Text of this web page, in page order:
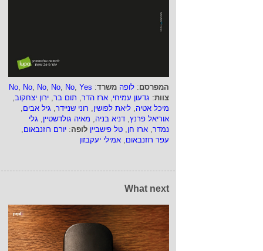
המפרסם: לופה משרד:
No, No, No, No, No, Yes
צוות: גדעון עמיחי, ארז הדר, תום בר, ירון יצחקוב,
מיכל אטיה, ליאת לפושין, רוני שניידר, גיל אבים,
אוריאל פרנץ, דניא בניה, מאיה גולדשטיין, גלי
נמדר, ארז חן, טל פישביין לופה: יורם רוזנבאום,
עפר רוזנבאום, אמילי יעקבזון
What next